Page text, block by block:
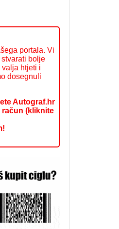
portala. Vi
bolje
htjeti i
dosegnuli
Autograf.hr
(kliknite